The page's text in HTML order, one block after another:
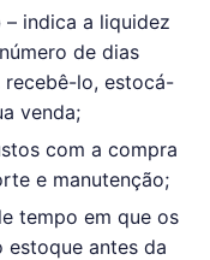
– indica a liquidez
de dias
lo, estocá-
venda;
com a compra
e manutenção;
tempo em que os
antes da